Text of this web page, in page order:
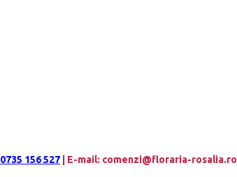
0735 156 527 | E-mail: comenzi@floraria-rosalia.ro